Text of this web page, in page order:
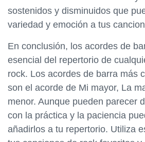
sostenidos y disminuidos que
variedad y emoción a tus
En conclusión, los acordes de
esencial del repertorio de
rock. Los acordes de barra más
son el acorde de Mi mayor, La
menor. Aunque pueden parecer
con la práctica y la paciencia
añadirlos a tu repertorio. Utiliza